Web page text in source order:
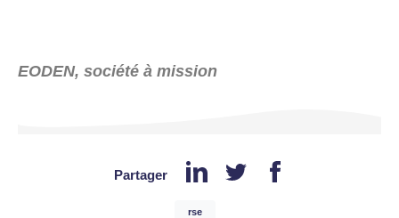
EODEN, société à mission
Partager
rse